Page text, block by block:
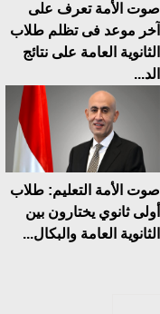
صوت الأمة تعرف على
آخر موعد فى تظلم طلاب
الثانوية العامة على نتائج
الد...
صوت الأمة التعليم: طلاب
أولى ثانوي يختارون بين
الثانوية العامة والبكال...